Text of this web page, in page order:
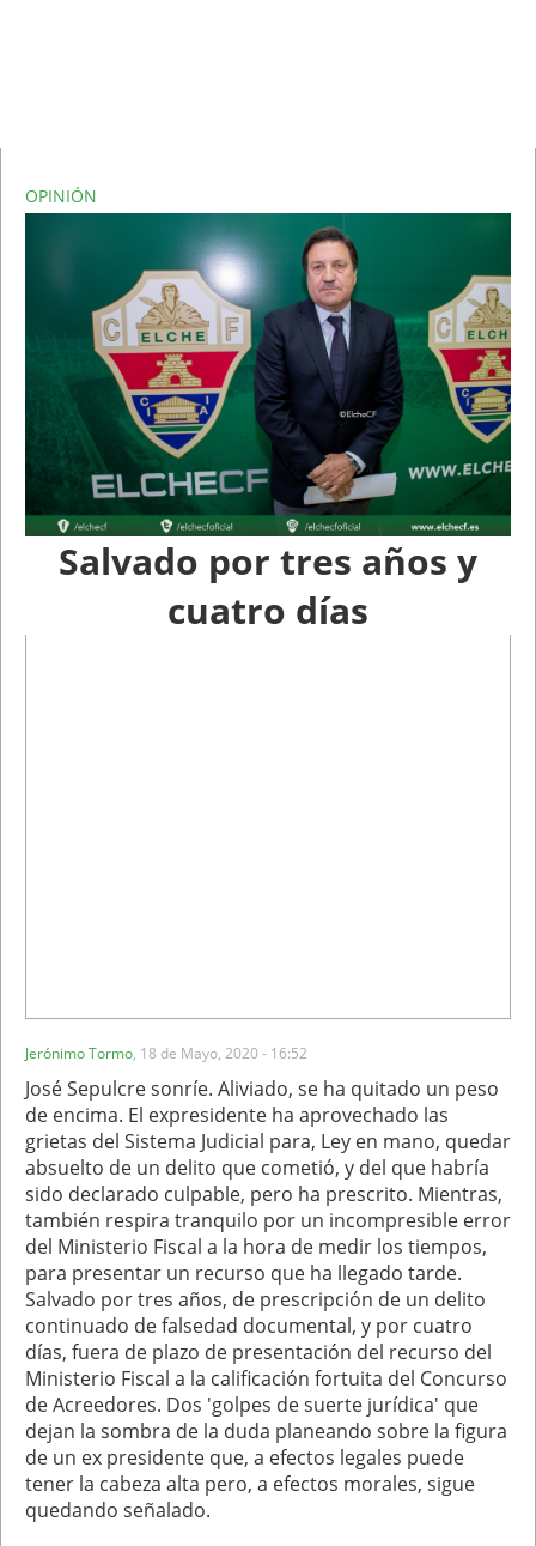
OPINIÓN
Salvado por tres años y
cuatro días
Jerónimo Tormo, 18 de Mayo, 2020 - 16:52
José Sepulcre sonríe. Aliviado, se ha quitado un peso
de encima. El expresidente ha aprovechado las
grietas del Sistema Judicial para, Ley en mano, quedar
absuelto de un delito que cometió, y del que habría
sido declarado culpable, pero ha prescrito. Mientras,
también respira tranquilo por un incompresible error
del Ministerio Fiscal a la hora de medir los tiempos,
para presentar un recurso que ha llegado tarde.
Salvado por tres años, de prescripción de un delito
continuado de falsedad documental, y por cuatro
días, fuera de plazo de presentación del recurso del
Ministerio Fiscal a la calificación fortuita del Concurso
de Acreedores. Dos 'golpes de suerte jurídica' que
dejan la sombra de la duda planeando sobre la figura
de un ex presidente que, a efectos legales puede
tener la cabeza alta pero, a efectos morales, sigue
quedando señalado.